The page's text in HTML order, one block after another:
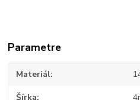
Parametre
Materiál
Šírka